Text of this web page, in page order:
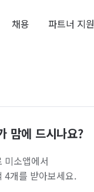
채용 파트너 지원
맘에 드시나요?
미소앱에서
4개를 받아보세요.